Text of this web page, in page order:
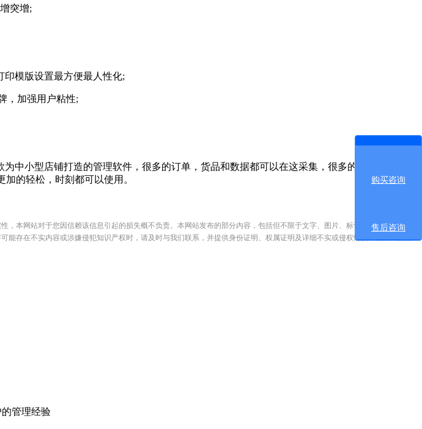
突增;
模版设置最方便最人性化;
，加强用户粘性;
小型店铺打造的管理软件，很多的订单，货品和数据都可以在这采集，很多的信息都将一手
的轻松，时刻都可以使用。
本网站对于您因信赖该信息引起的损失概不负责。本网站发布的部分内容，包括但不限于文字、图片、标识、广告、商标、
存在不实内容或涉嫌侵犯知识产权时，请及时与我们联系，并提供身份证明、权属证明及详细不实或侵权情况证明，我们将
管理经验
购买咨询
售后咨询